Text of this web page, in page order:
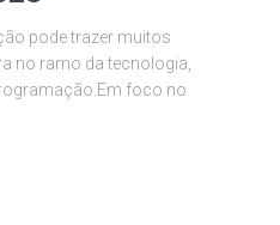
pode trazer muitos
no ramo da tecnologia,
foco no